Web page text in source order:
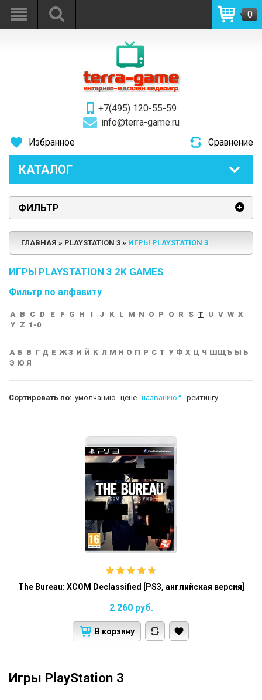
+7(495) 120-55-59
info@terra-game.ru
0
Избранное Сравнение
КАТАЛОГ
ФИЛЬТР
ГЛАВНАЯ PLAYSTATION 3 ИГРЫ PLAYSTATION 3
ИГРЫ PLAYSTATION 3 2K GAMES
Фильтр по алфавиту
A B C D E F G H I J K L M N O P Q R S T U V W X
Y
Z 1-0
А Б В Г Д Е ЖЗ И Й К Л М Н О П Р С Т У Ф Х Ц Ч ШЩЪ Ы Ь
Э Ю Я
Сортировать по: умолчанию цене названию рейтингу
The Bureau: XCOM Declassified [PS3, английская версия]
2 260 руб.
В корзину
Игры PlayStation 3